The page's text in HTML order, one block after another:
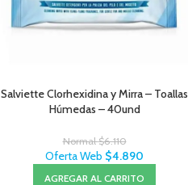
Salviette Clorhexidina y Mirra – Toallas
Húmedas – 40und
Normal$6.110
Oferta Web $4.890
AGREGAR AL CARRITO